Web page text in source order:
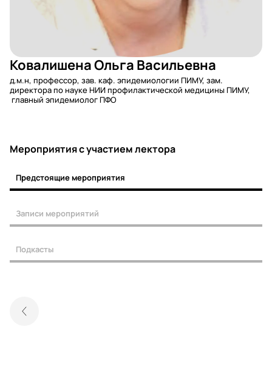
Ковалишена Ольга Васильевна
д.м.н, профессор, зав. каф. эпидемиологии ПИМУ, зам.
директора по науке НИИ профилактической медицины ПИМУ,
главный эпидемиолог ПФО
Мероприятия c участием лектора
Предстоящие мероприятия
Записи мероприятий
Подкасты